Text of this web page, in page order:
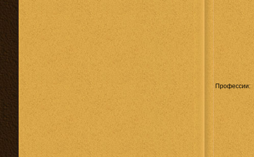
Профессии: